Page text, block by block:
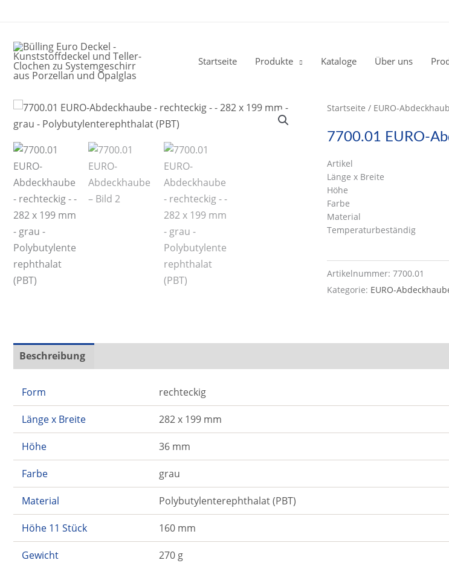
springen
Startseite Produkte Kataloge Über uns
Startseite / EURO-
7700.01 EURO-
Artikel
Länge x Breite
Höhe
Farbe
Material
Temperaturbeständig
Artikelnummer:7700.01
Kategorie: EURO-
Beschreibung
Form rechteckig
Länge x Breite 282 x 199 mm
Höhe 36 mm
Farbe grau
Material Polybutylenterephthalat (PBT)
Höhe 11 Stück 160 mm
Gewicht 270 g